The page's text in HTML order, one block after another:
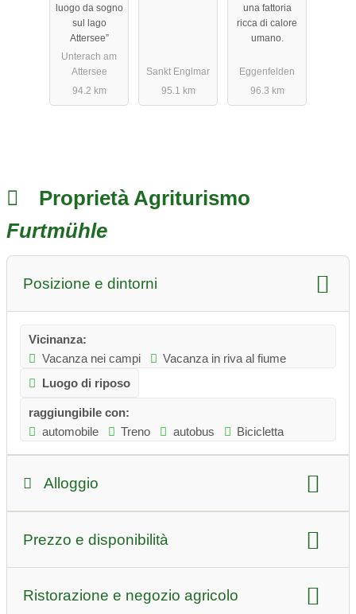
luogo da sogno
sul lago
Attersee”
Unterach am
Attersee
94.2 km
Sankt Englmar
95.1 km
una fattoria
ricca di calore
umano.
Eggenfelden
96.3 km
Proprietà Agriturismo
Furtmühle
Posizione e dintorni
Vicinanza:
Vacanza nei campi
Vacanza in riva al fiume
Luogo di riposo
raggiungibile con:
automobile
Treno autobus Bicicletta
Alloggio
Appartamento per vacanze
Campeggio in fattoria
cani: consentito
senza barriere Numero di letti: 10 letti
Prezzo e disponibilità
Ristorazione e negozio agricolo